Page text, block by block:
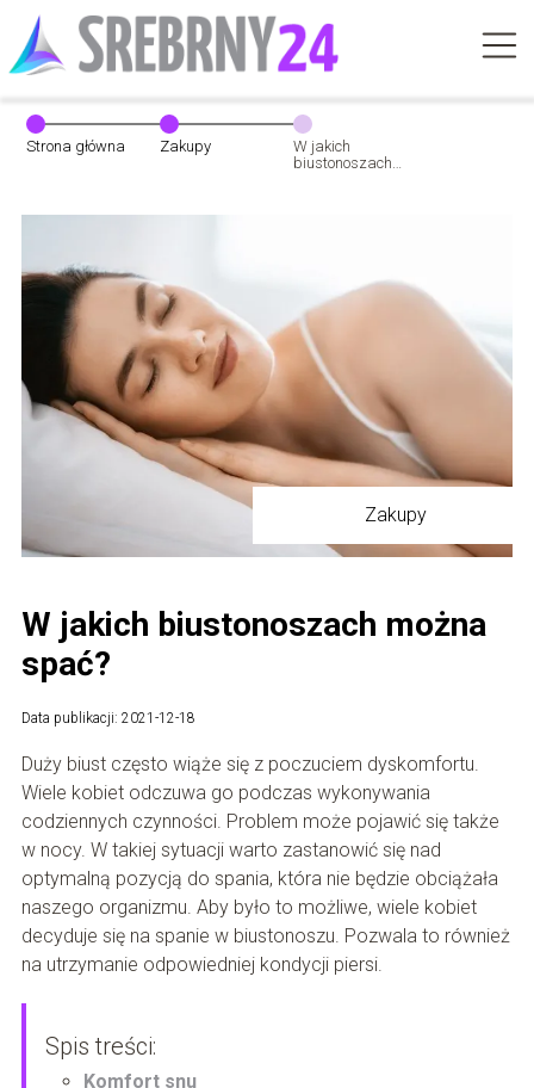
Strona główna Zakupy
W jakich
biustonoszach
Zakupy
W jakich biustonoszach można
spać?
Data publikacji: 2021-12-18
Duży biust często wiąże się z poczuciem dyskomfortu.
Wiele kobiet odczuwa go podczas wykonywania
codziennych czynności. Problem może pojawić się także
w nocy. W takiej sytuacji warto zastanowić się nad
optymalną pozycją do spania, która nie będzie obciążała
naszego organizmu. Aby było to możliwe, wiele kobiet
decyduje się na spanie w biustonoszu. Pozwala to również
na utrzymanie odpowiedniej kondycji piersi.
Spis treści:
Komfort snu